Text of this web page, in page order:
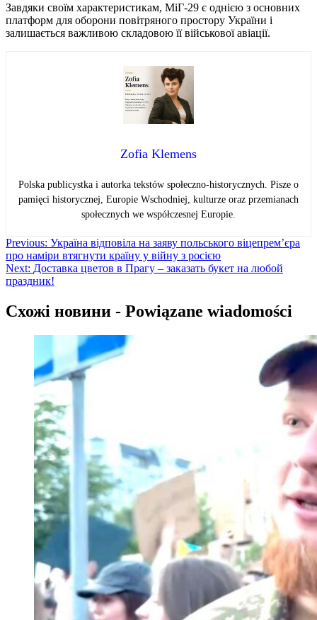
Завдяки своїм характеристикам, МіГ-29 є однією з основних
платформ для оборони повітряного простору України і
залишається важливою складовою її військової авіації.
Zofia Klemens
Polska publicystka i autorka tekstów społeczno-historycznych. Pisze o
pamięci historycznej, Europie Wschodniej, kulturze oraz przemianach
społecznych we współczesnej Europie.
Навігація
записів
Previous: Україна відповіла на заяву польського віцепрем’єра
про наміри втягнути країну у війну з росією
Next: Доставка цветов в Прагу – заказать букет на любой
праздник!
Схожі новини - Powiązane wiadomości